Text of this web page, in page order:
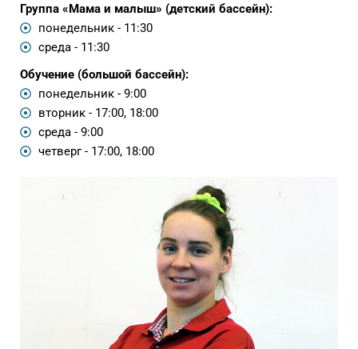
Группа «Мама и малыш» (детский бассейн):
понедельник - 11:30
среда - 11:30
Обучение (большой бассейн):
понедельник - 9:00
вторник - 17:00, 18:00
среда - 9:00
четверг - 17:00, 18:00